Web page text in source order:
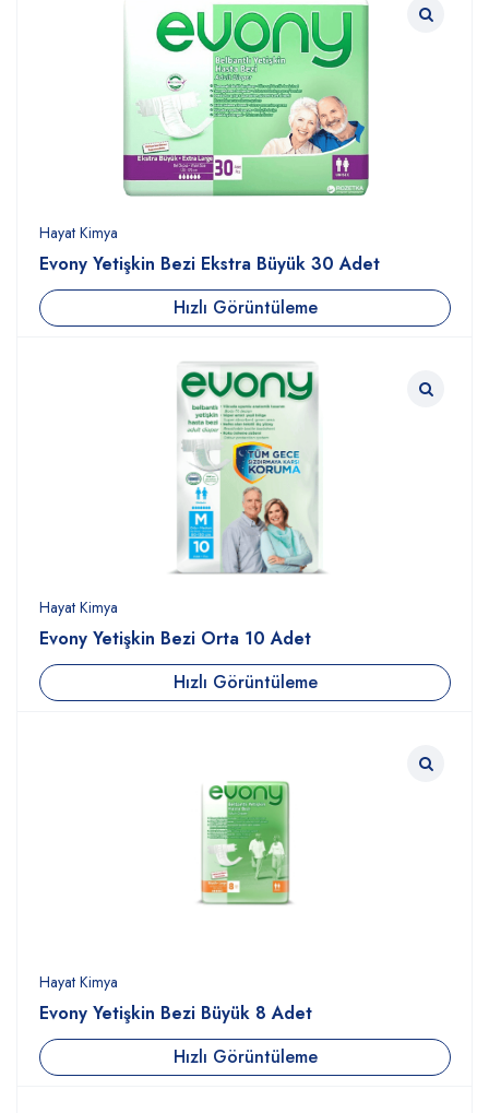
Hayat Kimya
Evony Yetişkin Bezi Ekstra Büyük 30 Adet
Hızlı Görüntüleme
Hayat Kimya
Evony Yetişkin Bezi Orta 10 Adet
Hızlı Görüntüleme
Hayat Kimya
Evony Yetişkin Bezi Büyük 8 Adet
Hızlı Görüntüleme